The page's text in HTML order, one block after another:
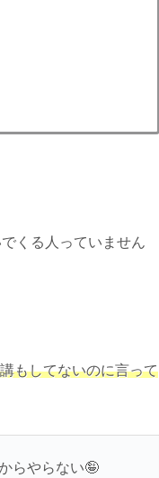
くる人っていません
もしてないのに言って
らやらない🤪